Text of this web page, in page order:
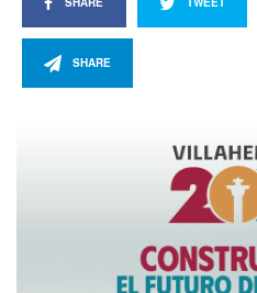
SHARE